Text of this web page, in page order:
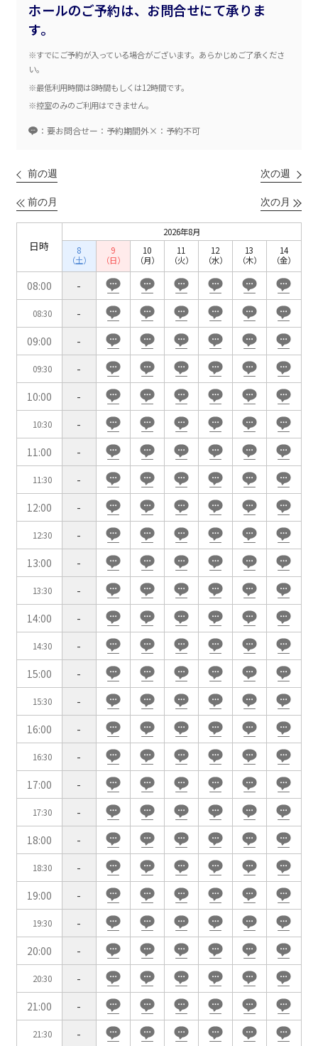
ホールのご予約は、お問合せにて承りま
す。
※すでにご予約が入っている場合がございます。あらかじめご了承くださ
い。
※最低利用時間は8時間もしくは12時間です。
※控室のみのご利用はできません。
：要お問合せー：予約期間外×：予約不可
前の週 次の週
前の月 次の月
日時
2026年8月
8
（土）
9
（日）
10
（月）
11
（火）
12
（水）
13
（木）
14
（金）
08:00 -
08:30
-
09:00
-
09:30
-
10:00
-
10:30
-
11:00
-
11:30
-
12:00
-
12:30
-
13:00
-
13:30
-
14:00
-
14:30
-
15:00
-
15:30
-
16:00
-
16:30
-
17:00
-
17:30
-
18:00
-
18:30
-
19:00
-
19:30
-
20:00
-
20:30
-
21:00
-
21:30 -
こちらの会議室の空室状況は
以下からお問合せください。
お電話でのお問合せ
03-3346-1396
受付時間 9:00～18:00（土日祝日・年末年始を除く）
WEBからのお問合せ
お問合せフォーム
エリア／施設
新宿・高田馬場エリア
ベルサール新宿南口
ベルサール新宿グランド
新宿住友ビル三角広場
新宿住友スカイルーム
ベルサール新宿セントラルパーク
ベルサール西新宿
ベルサール高田馬場
秋葉原・神田・東京エリア
ベルサール八重洲
ベルサール東京日本橋
ベルサール秋葉原
ベルサール神田
飯田橋・九段・半蔵門・神保町エリア
ベルサール半蔵門
ベルサール飯田橋駅前
ベルサール飯田橋ファースト
ベルサール神保町アネックス
ベルサール神保町
ベルサール九段
渋谷エリア
ベルサール渋谷ファースト
ベルサール渋谷ガーデン
六本木・虎ノ門エリア
ベルサール虎ノ門
泉ガーデンギャラリー
ベルサール六本木グランドコンファレンスセンター
ベルサール六本木
汐留・御成門・芝公園エリア
ベルサール芝公園
ベルサール御成門タワー
ベルサール汐留
ベルサール東京汐留コンファレンスセンター
ベルサール三田ガーデン
有明・羽田エリア
東京ガーデンシアター
ベルサール有明コンファレンスセンター
ベルサール羽田空港
日時
日付／開始・終了時間から選ぶ
時間単位で選ぶ
人数／レイアウト ※複数選択可能
スクール
スクール
3名掛け
シアター
形式
島型 T字島型
面積
会場の種類
イベントホール 会議室
こだわり条件※複数選択可能
特長で選ぶ